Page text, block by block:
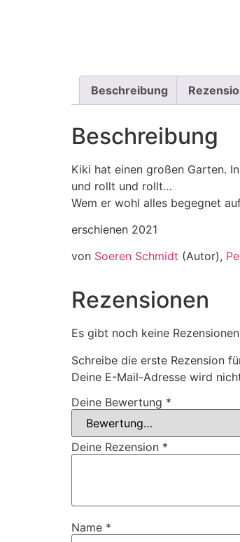
Beschreibung
Beschreibung
Kiki hat einen großen Garten.
und rollt und rollt…
Wem er wohl alles begegnet
erschienen 2021
von Soeren Schmidt (Autor),
Rezensionen
Es gibt noch keine
Schreibe die erste Rezension
Deine E-Mail-Adresse wird
Deine Bewertung *
Deine Rezension *
Name *